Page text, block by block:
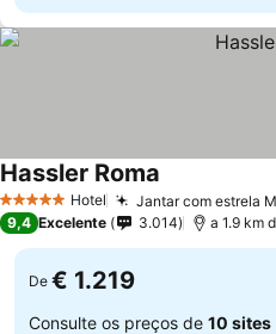
5 Estrelas Hotel Jantar com estrela
Hassler Roma
9,4 Excelente 3.014 a 1.9 km
De € 1.219
Consulte os preços de 10 sites